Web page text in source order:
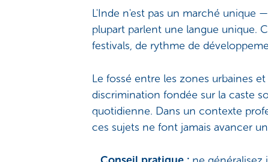
L'Inde n'est pas un marché unique
plupart parlent une langue unique.
festivals, de rythme de
Le fossé entre les zones urbaines
discrimination fondée sur la caste
quotidienne. Dans un contexte
ces sujets ne font jamais avancer